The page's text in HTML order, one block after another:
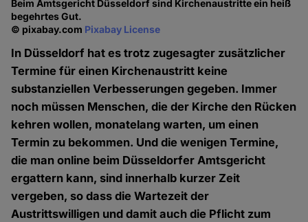
Beim Amtsgericht Düsseldorf sind Kirchenaustritte ein heiß
begehrtes Gut.
© pixabay.com Pixabay License
In Düsseldorf hat es trotz zugesagter zusätzlicher
Termine für einen Kirchenaustritt keine
substanziellen Verbesserungen gegeben. Immer
noch müssen Menschen, die der Kirche den Rücken
kehren wollen, monatelang warten, um einen
Termin zu bekommen. Und die wenigen Termine,
die man online beim Düsseldorfer Amtsgericht
ergattern kann, sind innerhalb kurzer Zeit
vergeben, so dass die Wartezeit der
Austrittswilligen und damit auch die Pflicht zum